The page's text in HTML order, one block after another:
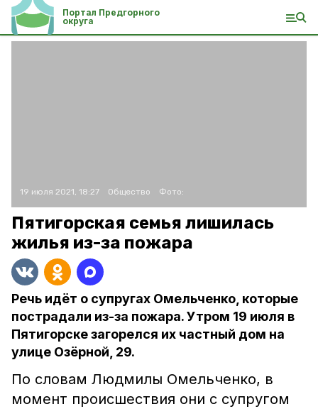
Портал Предгорного
округа
19 июля 2021, 18:27 Общество Фото:
Пятигорская семья лишилась
жилья из-за пожара
Речь идёт о супругах Омельченко, которые
пострадали из-за пожара. Утром 19 июля в
Пятигорске загорелся их частный дом на
улице Озёрной, 29.
По словам Людмилы Омельченко, в
момент происшествия они с супругом